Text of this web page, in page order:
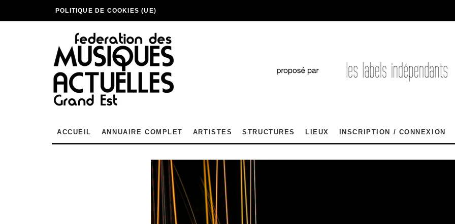
POLITIQUE DE COOKIES (UE)
ACCUEIL ANNUAIRE COMPLET ARTISTES STRUCTURES LIEUX INSCRIPTION / CONNEXION